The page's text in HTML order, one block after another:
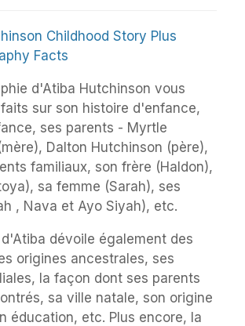
d'Atiba Hutchinson vous
sur son histoire d'enfance,
ses parents - Myrtle
Dalton Hutchinson (père),
familiaux, son frère (Haldon),
sa femme (Sarah), ses
, Nava et Ayo Siyah), etc.
dévoile également des
origines ancestrales, ses
la façon dont ses parents
sa ville natale, son origine
éducation, etc. Plus encore, la